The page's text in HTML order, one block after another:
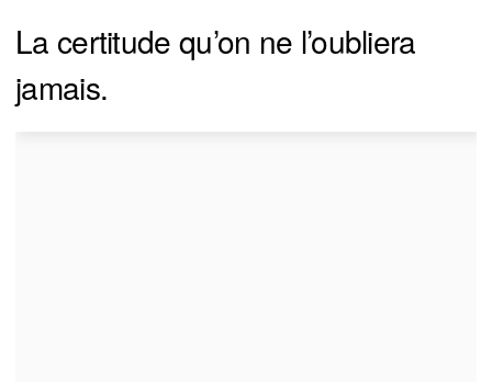
La certitude qu’on ne l’oubliera
jamais.